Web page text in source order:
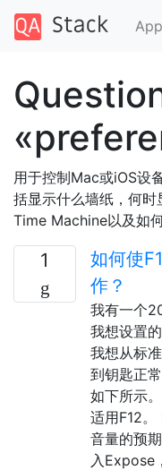
用于控制Mac或iOS设
括显示什么墙纸，何
Time Machine以及如
1
如何使
作？
我有一个
我想设置
我想从标
到钥匙正
如下所示
适用F12。
音量的预
入Expose